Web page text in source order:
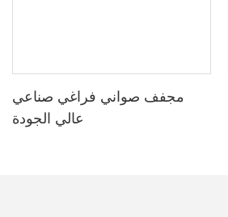
مجفف صواني فراغي صناعي
عالي الجودة